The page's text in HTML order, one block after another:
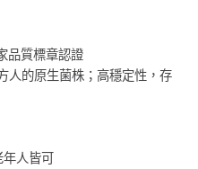
品質標章認證
人的原生菌株；高穩定性，存
人皆可